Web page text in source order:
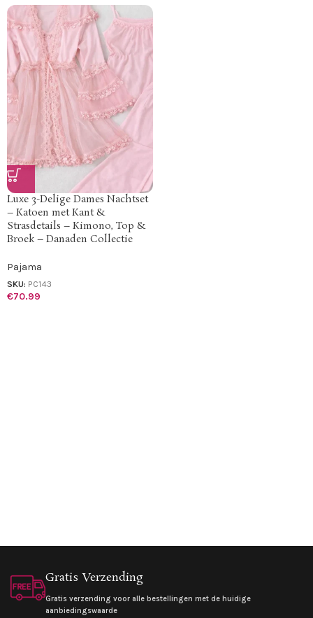
Luxe 3-Delige Dames Nachtset
– Katoen met Kant &
Strasdetails – Kimono, Top &
Broek – Danaden Collectie
Pajama
SKU: PC143
€70.99
Gratis Verzending
Gratis verzending voor alle bestellingen met de huidige
aanbiedingswaarde